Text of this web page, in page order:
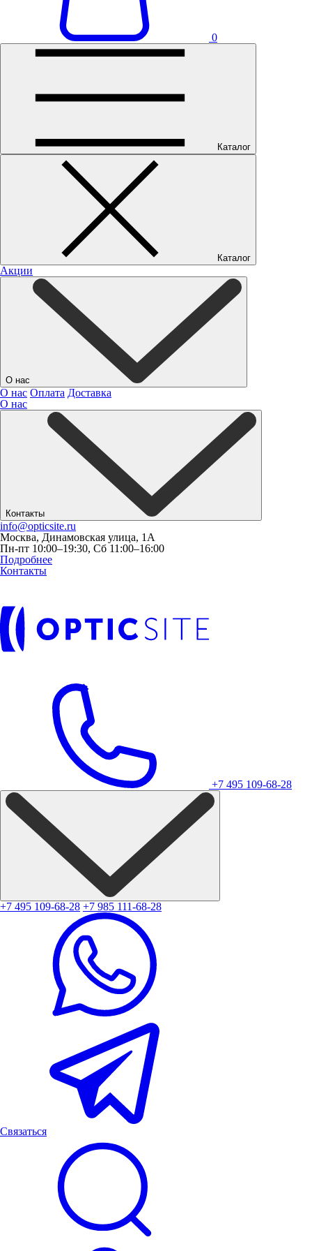
0
Каталог
Каталог
Акции
О нас
О нас Оплата Доставка
О нас
Контакты
info@opticsite.ru
Москва, Динамовская улица, 1А
Пн-пт 10:00–19:30, Сб 11:00–16:00
Подробнее
Контакты
+7 495 109-68-28
+7 495 109-68-28 +7 985 111-68-28
Связаться